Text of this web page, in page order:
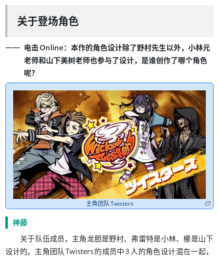
关于登场角色
电击Online： 本作的角色设计除了野村先生以外， 小林元
老师和山下美树老师也参与了设计， 是谁创作了哪个角色
呢？
主角团队Twisters
神藤
关于队伍成员 ， 主角龙胆是野村、 弗雷特是小林、梛是山下
设计的。 主角团队Twisters的成员中3 人的角色设计混在一起，